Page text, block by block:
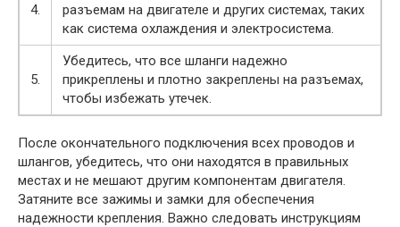
4.
разъемам на двигателе и других системах, таких
как система охлаждения и электросистема.
5.
Убедитесь, что все шланги надежно
прикреплены и плотно закреплены на разъемах,
чтобы избежать утечек.
После окончательного подключения всех проводов и
шлангов, убедитесь, что они находятся в правильных
местах и не мешают другим компонентам двигателя.
Затяните все зажимы и замки для обеспечения
надежности крепления. Важно следовать инструкциям